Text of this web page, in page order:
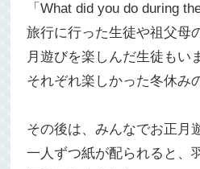
「What did you do during
旅行に行った生徒や祖父母
月遊びを楽しんだ生徒もい
それぞれ楽しかった冬休み
その後は、みんなでお正月
一人ずつ紙が配られると、